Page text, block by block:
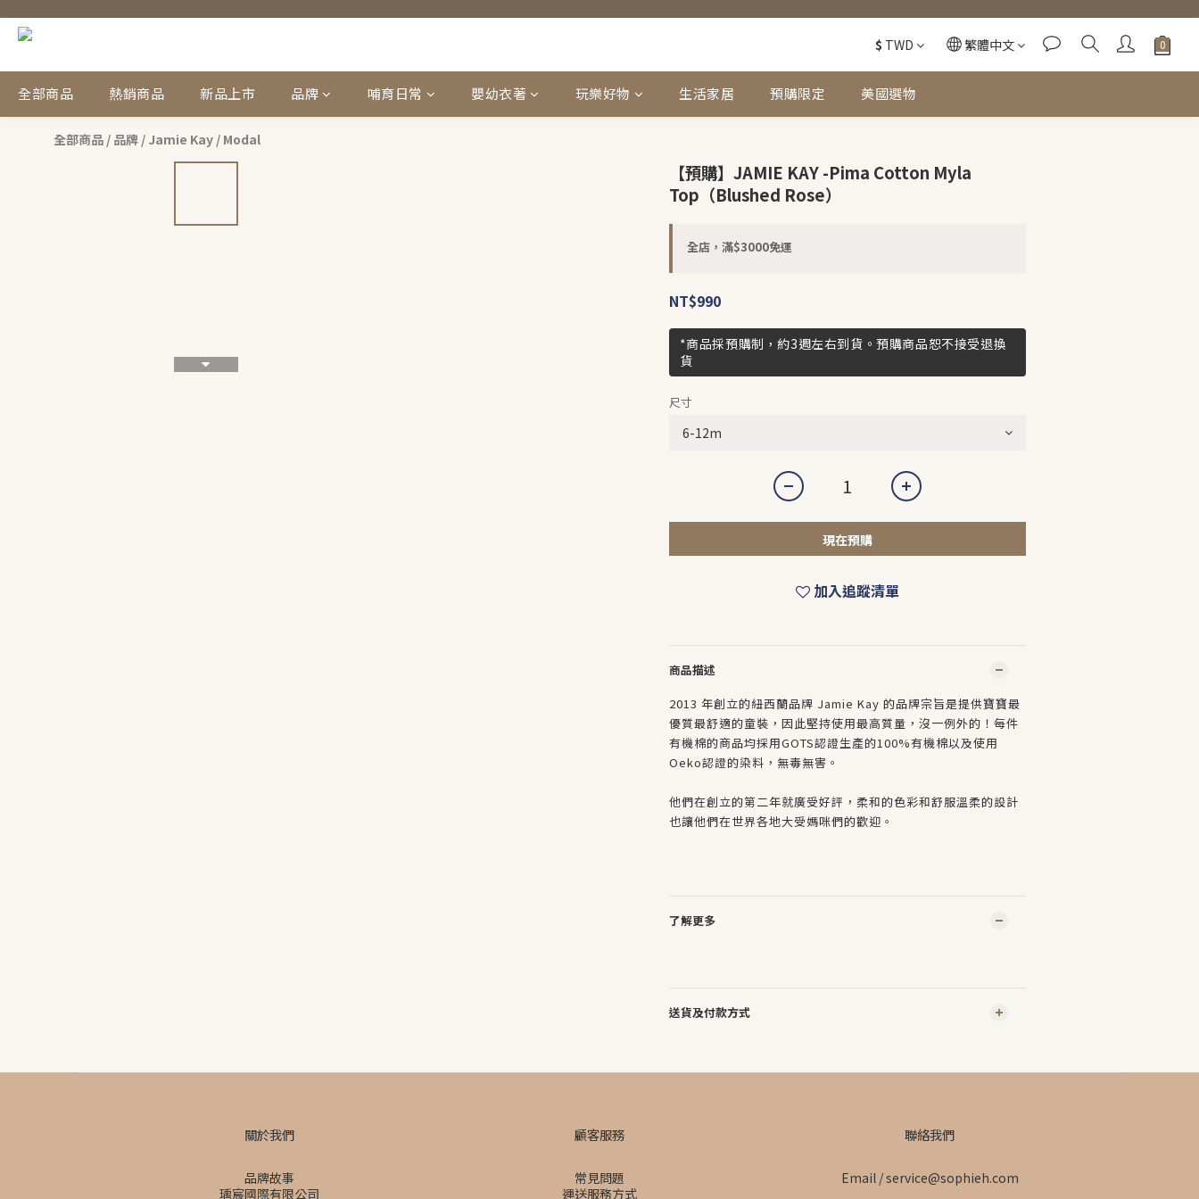
$ TWD 繁體中文
全部商品 熱銷商品 新品上市 品牌 哺育日常 嬰幼衣著 玩樂好物 生活家居 預購限定 美國選物
全部商品 / 品牌 / Jamie Kay / Modal
【預購】JAMIE KAY -Pima Cotton Myla
Top（Blushed Rose）
全店，滿$3000免運
NT$990
*商品採預購制，約3週左右到貨。預購商品恕不接受退換
貨
尺寸
現在預購
加入追蹤清單
商品描述
2013 年創立的紐西蘭品牌 Jamie Kay 的品牌宗旨是提供寶寶最
優質最舒適的童裝，因此堅持使用最高質量，沒一例外的！每件
有機棉的商品均採用GOTS認證生產的100%有機棉以及使用
Oeko認證的染料，無毒無害。
他們在創立的第二年就廣受好評，柔和的色彩和舒服溫柔的設計
也讓他們在世界各地大受媽咪們的歡迎。
了解更多
送貨及付款方式
關於我們
品牌故事
瑀宸國際有限公司
顧客服務
常見問題
運送服務方式
聯絡我們
Email / service@sophieh.com